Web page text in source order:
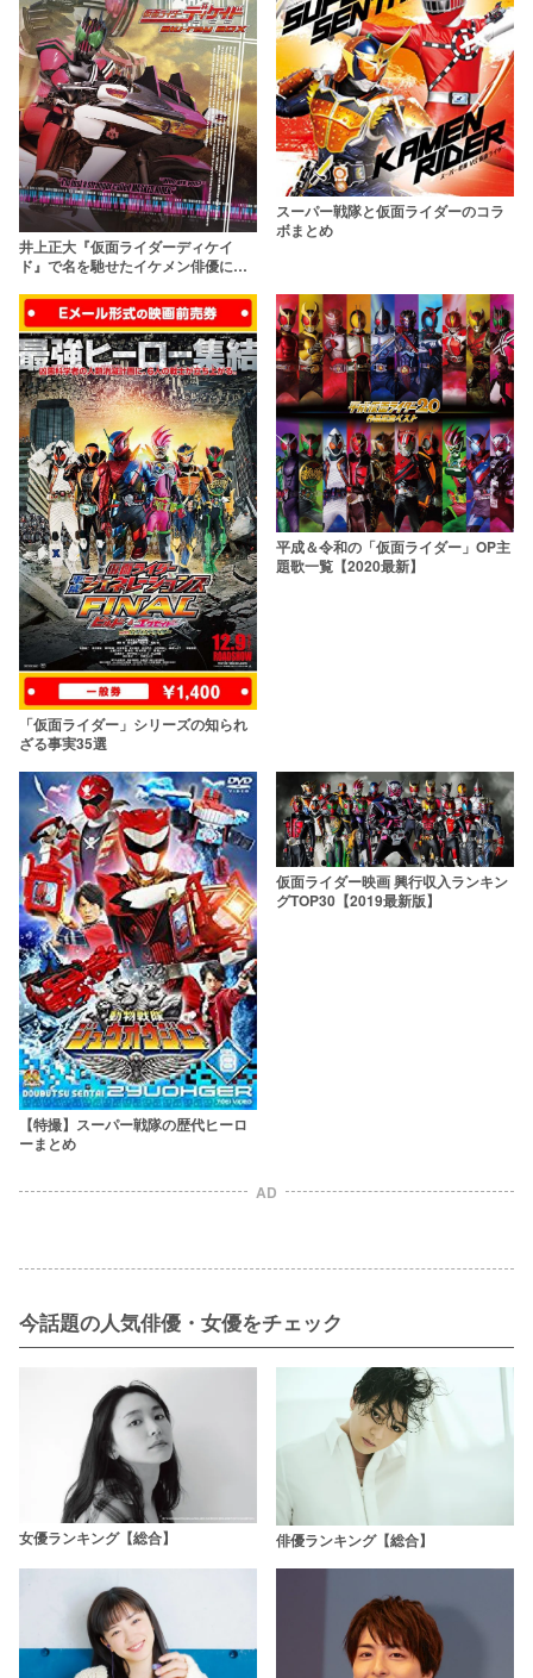
井上正大『仮面ライダーディケイ
ド』で名を馳せたイケメン俳優に迫
スーパー戦隊と仮面ライダーのコラ
ボまとめ
「仮面ライダー」シリーズの知られ
ざる事実35選
平成＆令和の「仮面ライダー」OP主
題歌一覧【2020最新】
【特撮】スーパー戦隊の歴代ヒーロ
ーまとめ
仮面ライダー映画 興行収入ランキン
グTOP30【2019最新版】
AD
今話題の人気俳優・女優をチェック
女優ランキング【総合】 俳優ランキング【総合】